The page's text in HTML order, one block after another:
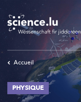
Skip
main
content
Accueil
PHYSIQUE